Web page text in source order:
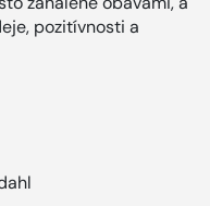
pozitívnosti a